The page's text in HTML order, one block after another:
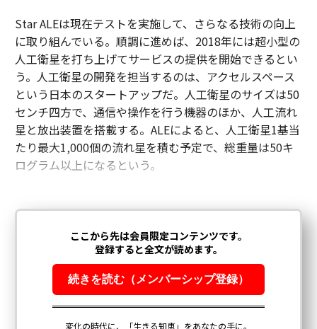
Star ALEは現在テストを実施して、さらなる技術の向上
に取り組んでいる。順調に進めば、2018年には超小型の
人工衛星を打ち上げてサービスの提供を開始できるとい
う。人工衛星の開発を担当するのは、アクセルスペース
という日本のスタートアップだ。人工衛星のサイズは50
センチ四方で、通信や操作を行う機器のほか、人工流れ
星と放出装置を搭載する。ALEによると、人工衛星1基当
たり最大1,000個の流れ星を積む予定で、総重量は50キ
ログラム以上になるという。